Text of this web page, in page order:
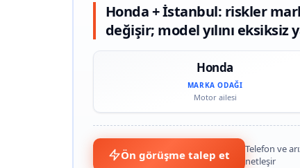
Honda + İstanbul: riskler
değişir; model yılını eksiksiz
Honda
MARKA ODAĞI
Motor ailesi
Ön görüşme talep et
Telefon ve
netleşir